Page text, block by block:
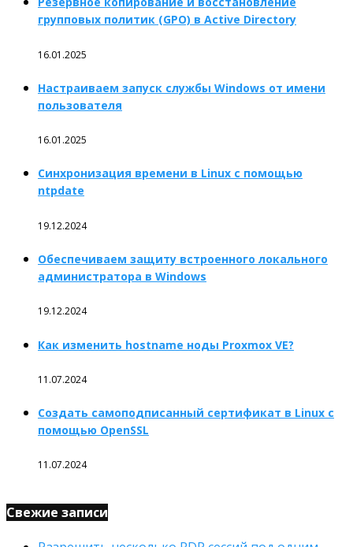
групповых политик (GPO) в Active Directory
16.01.2025
Настраиваем запуск службы Windows от имени
пользователя
16.01.2025
Синхронизация времени в Linux с помощью
ntpdate
19.12.2024
Обеспечиваем защиту встроенного локального
администратора в Windows
19.12.2024
Как изменить hostname ноды Proxmox VE?
11.07.2024
Создать самоподписанный сертификат в Linux с
помощью OpenSSL
11.07.2024
Свежие записи